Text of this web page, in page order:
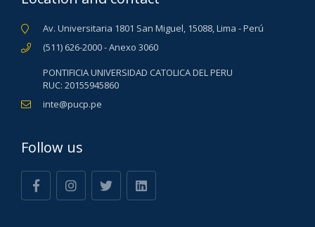
Av. Universitaria 1801 San Miguel, 15088, Lima - Perú
(511) 626-2000 - Anexo 3060
PONTIFICIA UNIVERSIDAD CATOLICA DEL PERU
RUC: 20155945860
inte@pucp.pe
Follow us